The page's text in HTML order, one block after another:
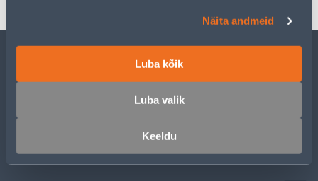
Näita andmeid
Luba kõik
Luba valik
Keeldu
MEISTRIKLUBI